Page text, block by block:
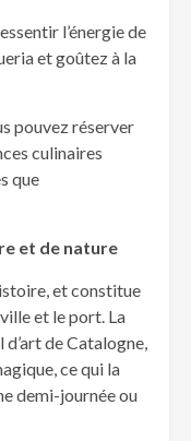
l’énergie de
et goûtez à la
pouvez réserver
culinaires
que
et de nature
et constitue
et le port. La
de Catalogne,
ce qui la
demi-journée ou